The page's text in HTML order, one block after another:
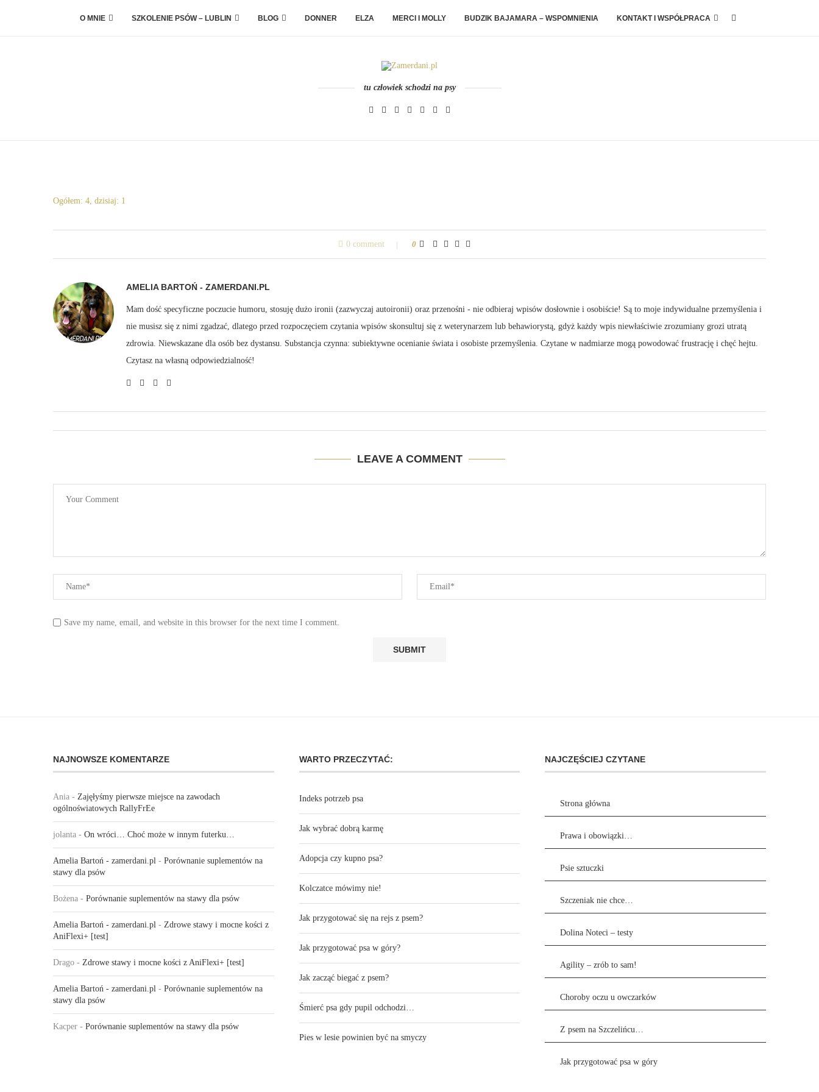
O MNIE SZKOLENIE PSÓW – LUBLIN BLOG DONNER ELZA MERCI I MOLLY BUDZIK BAJAMARA – WSPOMNIENIA KONTAKT I WSPÓŁPRACA
tu człowiek schodzi na psy
Ogółem: 4, dzisiaj: 1
0 comment 0
AMELIA BARTOŃ - ZAMERDANI.PL
Mam dość specyficzne poczucie humoru, stosuję dużo ironii (zazwyczaj autoironii) oraz przenośni - nie odbieraj wpisów dosłownie i osobiście! Są to moje indywidualne przemyślenia i
nie musisz się z nimi zgadzać, dlatego przed rozpoczęciem czytania wpisów skonsultuj się z weterynarzem lub behawiorystą, gdyż każdy wpis niewłaściwie zrozumiany grozi utratą
zdrowia. Niewskazane dla osób bez dystansu. Substancja czynna: subiektywne ocenianie świata i osobiste przemyślenia. Czytane w nadmiarze mogą powodować frustrację i chęć hejtu.
Czytasz na własną odpowiedzialność!
LEAVE A COMMENT
Save my name, email, and website in this browser for the next time I comment.
NAJNOWSZE KOMENTARZE
Ania - Zajęłyśmy pierwsze miejsce na zawodach
ogólnoświatowych RallyFrEe
jolanta - On wróci… Choć może w innym futerku…
Amelia Bartoń - zamerdani.pl - Porównanie suplementów na
stawy dla psów
Bożena - Porównanie suplementów na stawy dla psów
Amelia Bartoń - zamerdani.pl - Zdrowe stawy i mocne kości z
AniFlexi+ [test]
Drago - Zdrowe stawy i mocne kości z AniFlexi+ [test]
Amelia Bartoń - zamerdani.pl - Porównanie suplementów na
stawy dla psów
Kacper - Porównanie suplementów na stawy dla psów
WARTO PRZECZYTAĆ:
Indeks potrzeb psa
Jak wybrać dobrą karmę
Adopcja czy kupno psa?
Kolczatce mówimy nie!
Jak przygotować się na rejs z psem?
Jak przygotować psa w góry?
Jak zacząć biegać z psem?
Śmierć psa gdy pupil odchodzi…
Pies w lesie powinien być na smyczy
NAJCZĘŚCIEJ CZYTANE
Strona główna
Prawa i obowiązki…
Psie sztuczki
Szczeniak nie chce…
Dolina Noteci – testy
Agility – zrób to sam!
Choroby oczu u owczarków
Z psem na Szczelińcu…
Jak przygotować psa w góry